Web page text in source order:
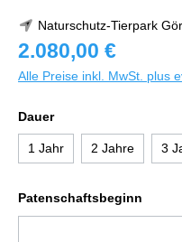
Naturschutz-Tierpark
2.080,00 €
Alle Preise inkl. MwSt. plus
Dauer
1 Jahr 2 Jahre 3
Patenschaftsbeginn